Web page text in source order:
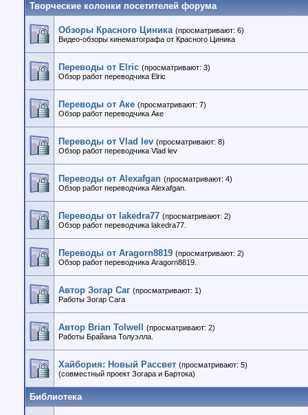
Творческие колонки посетителей форума
Обзоры Красного Циника (просматривают: 6)
Видео-обзоры кинематографа от Красного Циника
Переводы от Elric (просматривают: 3)
Обзор работ переводчика Elric
Переводы от Аке (просматривают: 7)
Обзор работ переводчика Аке
Переводы от Vlad lev (просматривают: 8)
Обзор работ переводчика Vlad lev
Переводы от Alexafgan (просматривают: 4)
Обзор работ переводчика Alexafgan.
Переводы от lakedra77 (просматривают: 2)
Обзор работ переводчика lakedra77.
Переводы от Aragorn8819 (просматривают: 2)
Обзор работ переводчика Aragorn8819.
Автор Зогар Саг (просматривают: 1)
Работы Зогар Сага
Автор Brian Tolwell
(просматривают: 2)
Работы Брайана Толуэлла.
Хайбория: Новый Рассвет (просматривают: 5)
(совместный проект Зогара и Бартока)
Библиотека